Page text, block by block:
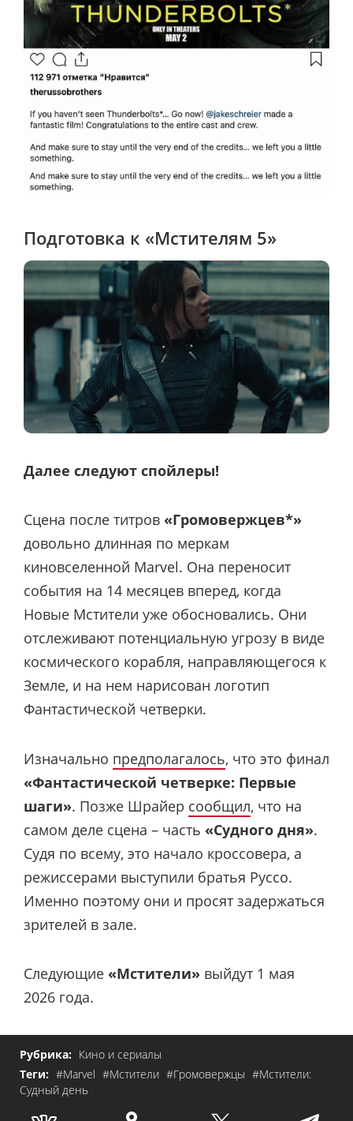
Подготовка к «Мстителям 5»
Далее следуют спойлеры!
Сцена после титров «Громовержцев*»
довольно длинная по меркам
киновселенной Marvel. Она переносит
события на 14 месяцев вперед, когда
Новые Мстители уже обосновались. Они
отслеживают потенциальную угрозу в виде
космического корабля, направляющегося к
Земле, и на нем нарисован логотип
Фантастической четверки.
Изначально предполагалось, что это финал
«Фантастической четверке: Первые
шаги». Позже Шрайер сообщил, что на
самом деле сцена – часть «Судного дня».
Судя по всему, это начало кроссовера, а
режиссерами выступили братья Руссо.
Именно поэтому они и просят задержаться
зрителей в зале.
Следующие «Мстители» выйдут 1 мая
2026 года.
Рубрика: Кино и сериалы
Теги: #Marvel #Мстители #Громовержцы #Мстители:
Судный день